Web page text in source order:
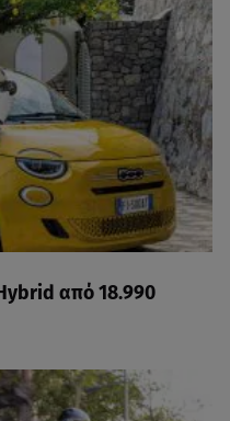
από 18.990